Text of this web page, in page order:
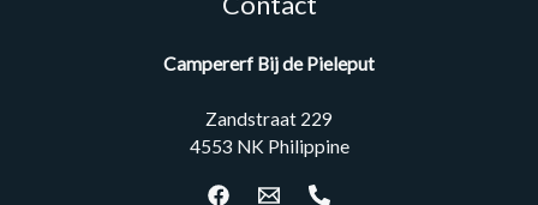
Campererf Bij de Pieleput
Zandstraat 229
4553 NK Philippine